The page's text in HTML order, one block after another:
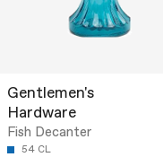
Gentlemen's
Hardware
Fish Decanter
54 CL